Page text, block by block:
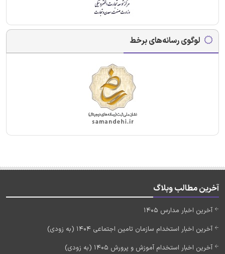
لوگوی رسانه‌های برخط
آخرین مطالب وبلاگ
آخرین اخبار مدارس 1405
آخرین اخبار استخدام سازمان تامین اجتماعی 1404 (به زودی)
آخرین اخبار استخدام آموزش و پرورش 1405 (به زودی)